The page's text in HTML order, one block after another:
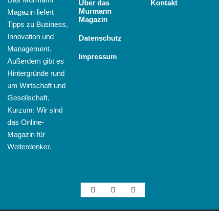
Magazin liefert
Tipps zu Business,
Innovation und
Management.
Außerdem gibt es
Hintergründe rund
um Wirtschaft und
Gesellschaft.
Kurzum: Wir sind
das Online-
Magazin für
Weiterdenker.
Über das
Murmann
Magazin
Datenschutz
Impressum
Kontakt